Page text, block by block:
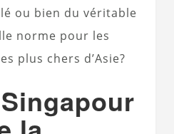
ou bien du véritable
norme pour les
plus chers d’Asie?